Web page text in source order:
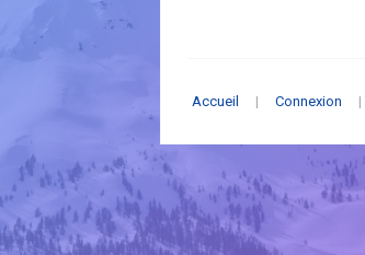
Accueil | Connexion |